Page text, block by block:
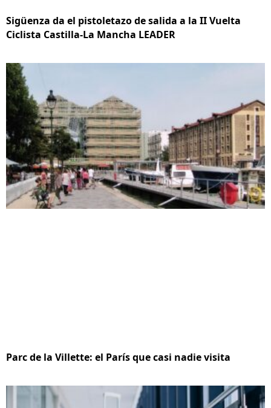
Sigüenza da el pistoletazo de salida a la II Vuelta
Ciclista Castilla-La Mancha LEADER
Parc de la Villette: el París que casi nadie visita